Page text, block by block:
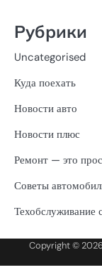
Рубрики
Uncategorised
Куда поехать
Новости авто
Новости плюс
Ремонт — это
Советы
Техобслуживание
Copyright ©